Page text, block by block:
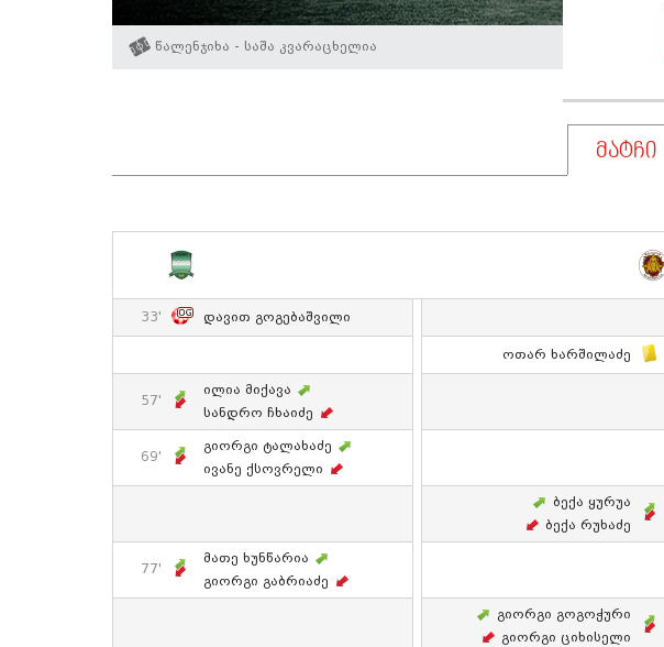
წალენჯიხა - საშა კვარაცხელია
მატჩი
33' Დავით Გოგებაშვილი
Ოთარ Ხარშილაძე
57'
Ილია Მიქავა
Სანდრო Ჩხაიძე
69'
Გიორგი Ტალახაძე
Ივანე Ქსოვრელი
Ბექა Ყურუა
Ბექა Რუხაძე
77'
Მათე Ხუნწარია
Გიორგი Გაბრიაძე
Გიორგი Გოგოჭური
Გიორგი Ციხისელი